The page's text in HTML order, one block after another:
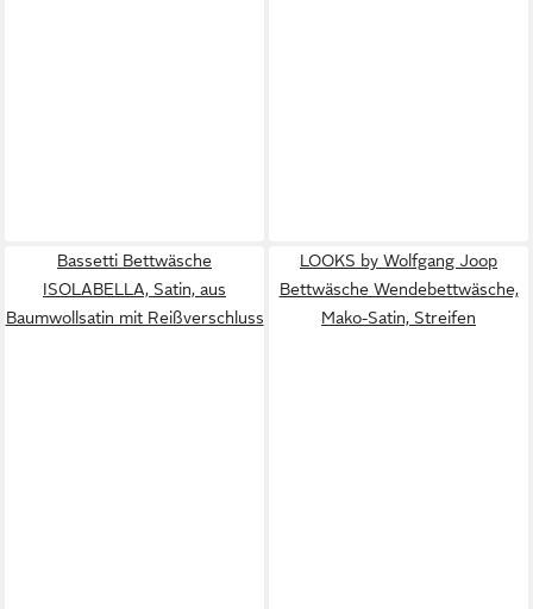
Bassetti Bettwäsche
ISOLABELLA, Satin, aus
Baumwollsatin mit Reißverschluss
LOOKS by Wolfgang Joop
Bettwäsche Wendebettwäsche,
Mako-Satin, Streifen